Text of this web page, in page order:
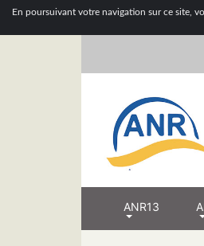
En poursuivant votre navigation sur ce site,
ANR13